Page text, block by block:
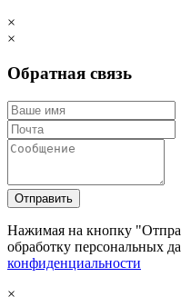
×
×
Обратная связь
Отправить
Нажимая на кнопку
обработку персональных
конфиденциальности
×